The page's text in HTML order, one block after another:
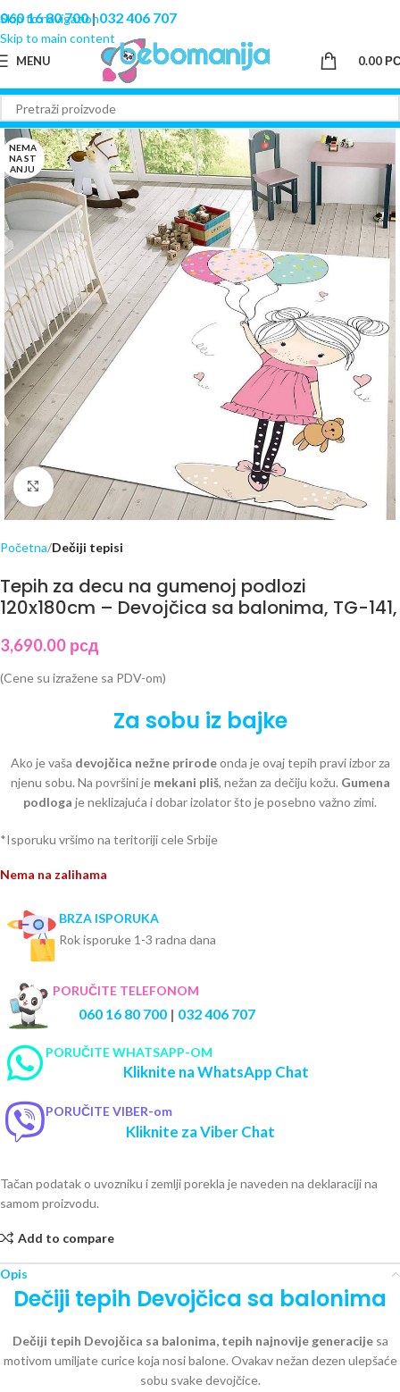
Skip to navigation
Skip to main content
060 16 80 700|032 406 707
MENU 0.00
NEMA
NA ST
ANJU
Click to enlarge
Početna Dečiji tepisi
Tepih za decu na gumenoj podlozi
120x180cm – Devojčica sa balonima, TG-141,
3,690.00 рсд
(Cene su izražene sa PDV-om)
Za sobu iz bajke
Ako je vaša devojčica nežne prirodeonda je ovaj tepih pravi izbor za
njenu sobu. Na površini je mekani pliš, nežan za dečiju kožu. Gumena
podloga je neklizajuća i dobar izolator što je posebno važno zimi.
*Isporuku vršimo na teritoriji cele Srbije
Nema na zalihama
BRZA ISPORUKA
Rok isporuke 1-3 radna dana
PORUČITE TELEFONOM
060 16 80 700 | 032 406 707
PORUČITE WHATSAPP-OM
Kliknite na WhatsApp Chat
PORUČITE VIBER-om
Kliknite za Viber Chat
Tačan podatak o uvozniku i zemlji porekla je naveden na deklaraciji na
samom proizvodu.
Add to compare
Opis
Dečiji tepih Devojčica sa balonima
Dečiji tepih Devojčica sa balonima, tepih najnovije generacijesa
motivom umiljate curice koja nosi balone. Ovakav nežan dezen ulepšaće
sobu svake devojčice.